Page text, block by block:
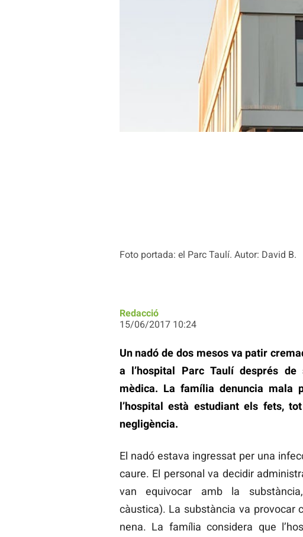
Foto portada: el Parc Taulí. Autor: David B.
Redacció
15/06/2017 10:24
Un nadó de dos mesos va patir
a l’hospital Parc Taulí després
mèdica. La família denuncia mala
l’hospital està estudiant els fets,
negligència.
El nadó estava ingressat per una
caure. El personal va decidir
van equivocar amb la
càustica). La substància va provocar
nena. La família considera que